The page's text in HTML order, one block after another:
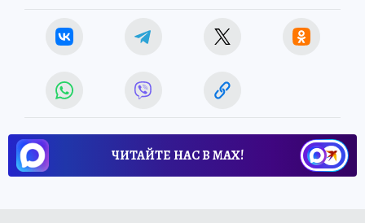
ЧИТАЙТЕ НАС В МАХ!